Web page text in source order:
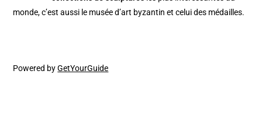
monde, c’est aussi le musée d’art byzantin et celui des médailles.
Powered byGetYourGuide